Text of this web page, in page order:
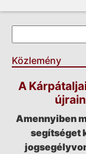
Keresés űrlap
Keresés
Közlemény
A
Amennyiben
segítséget